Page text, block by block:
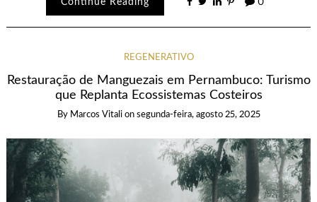
Continue Reading 0
REGENERATIVO
Restauração de Manguezais em Pernambuco: Turismo
que Replanta Ecossistemas Costeiros
By Marcos Vitali on segunda-feira, agosto 25, 2025